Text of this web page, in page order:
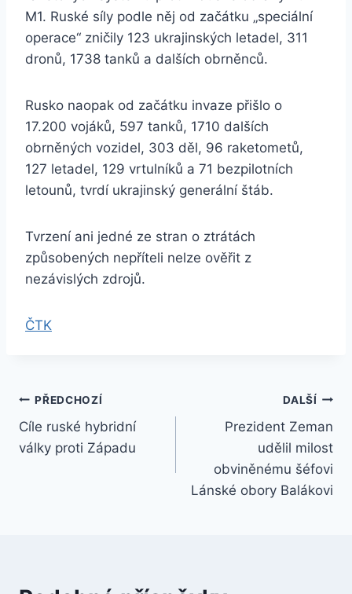
M1. Ruské síly podle něj od začátku „speciální
operace“ zničily 123 ukrajinských letadel, 311
dronů, 1738 tanků a dalších obrněnců.
Rusko naopak od začátku invaze přišlo o
17.200 vojáků, 597 tanků, 1710 dalších
obrněných vozidel, 303 děl, 96 raketometů,
127 letadel, 129 vrtulníků a 71 bezpilotních
letounů, tvrdí ukrajinský generální štáb.
Tvrzení ani jedné ze stran o ztrátách
způsobených nepříteli nelze ověřit z
nezávislých zdrojů.
ČTK
Navigace
pro
PŘEDCHOZÍ
Cíle ruské hybridní
války proti Západu
DALŠÍ
Prezident Zeman
udělil milost
obviněnému šéfovi
Lánské obory Balákovi